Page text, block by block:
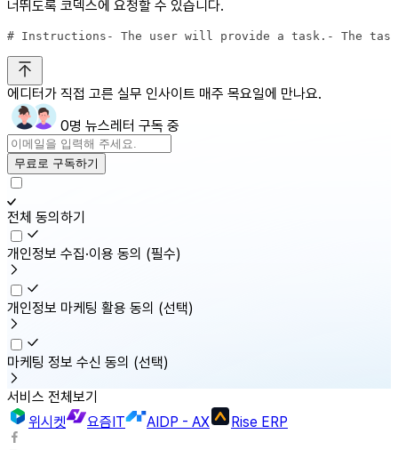
너뛰도록 코덱스에 요청할 수 있습니다.
에디터가 직접 고른 실무 인사이트 매주 목요일에 만나요.
0명 뉴스레터 구독 중
무료로 구독하기
전체 동의하기
개인정보 수집·이용 동의 (필수)
개인정보 마케팅 활용 동의 (선택)
마케팅 정보 수신 동의 (선택)
서비스 전체보기
위시켓
요즘IT AIDP - AX Rise ERP